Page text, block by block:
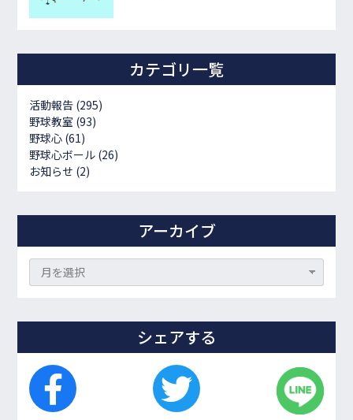
カテゴリ一覧
活動報告 (295)
野球教室 (93)
野球心 (61)
野球心ボール (26)
お知らせ (2)
アーカイブ
シェアする